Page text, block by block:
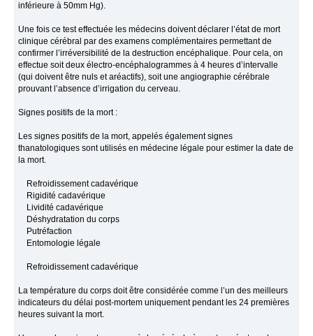
inférieure à 50mm Hg).
Une fois ce test effectuée les médecins doivent déclarer l’état de mort
clinique cérébral par des examens complémentaires permettant de
confirmer l’irréversibilité de la destruction encéphalique. Pour cela, on
effectue soit deux électro-encéphalogrammes à 4 heures d’intervalle
(qui doivent être nuls et aréactifs), soit une angiographie cérébrale
prouvant l’absence d’irrigation du cerveau.
Signes positifs de la mort :
Les signes positifs de la mort, appelés également signes
thanatologiques sont utilisés en médecine légale pour estimer la date de
la mort.
Refroidissement cadavérique
Rigidité cadavérique
Lividité cadavérique
Déshydratation du corps
Putréfaction
Entomologie légale
Refroidissement cadavérique
La température du corps doit être considérée comme l’un des meilleurs
indicateurs du délai post-mortem uniquement pendant les 24 premières
heures suivant la mort.